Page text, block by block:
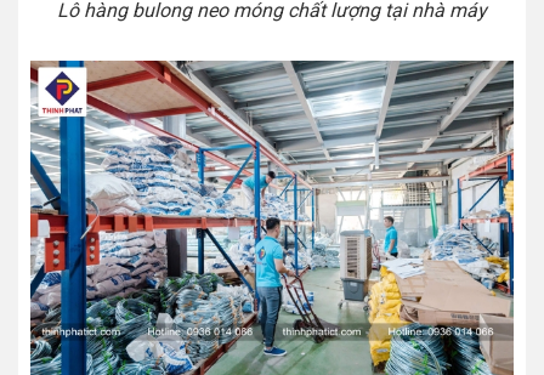
Lô hàng bulong neo móng chất lượng tại nhà máy